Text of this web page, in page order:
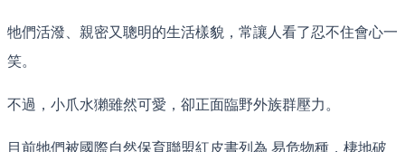
牠們活潑、親密又聰明的生活樣貌，常讓人看了忍不住會心一
笑。
不過，小爪水獺雖然可愛，卻正面臨野外族群壓力。
目前牠們被國際自然保育聯盟紅皮書列為 易危物種，棲地破